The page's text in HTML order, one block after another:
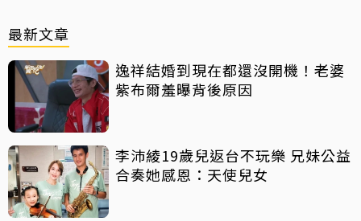
最新文章
逸祥結婚到現在都還沒開機！老婆
紫布爾羞曝背後原因
李沛綾19歲兒返台不玩樂 兄妹公益
合奏她感恩：天使兒女